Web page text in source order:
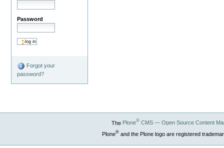
Password
Forgot your
password?
The Plone®CMS — Open Source Content
Plone®and the Plone logo are registered